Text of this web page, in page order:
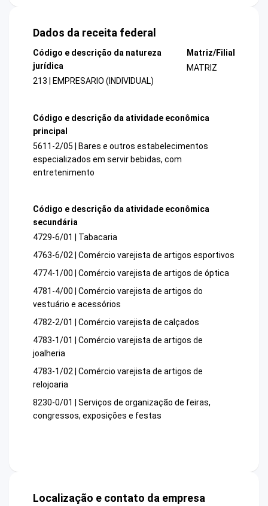
Dados da receita federal
Código e descrição da natureza
jurídica
213 | EMPRESARIO (INDIVIDUAL)
Matriz/Filial
MATRIZ
Código e descrição da atividade econômica
principal
5611-2/05 | Bares e outros estabelecimentos
especializados em servir bebidas, com
entretenimento
Código e descrição da atividade econômica
secundária
4729-6/01 | Tabacaria
4763-6/02 | Comércio varejista de artigos esportivos
4774-1/00 | Comércio varejista de artigos de óptica
4781-4/00 | Comércio varejista de artigos do
vestuário e acessórios
4782-2/01 | Comércio varejista de calçados
4783-1/01 | Comércio varejista de artigos de
joalheria
4783-1/02 | Comércio varejista de artigos de
relojoaria
8230-0/01 | Serviços de organização de feiras,
congressos, exposições e festas
Localização e contato da empresa